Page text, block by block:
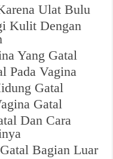
Ulat Bulu
Kulit Dengan
Yang Gatal
Pada Vagina
Gatal
Gatal
Dan Cara
Bagian Luar